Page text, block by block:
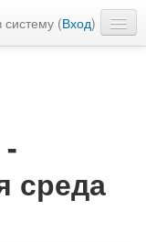
(Вход)
среда